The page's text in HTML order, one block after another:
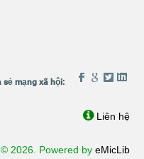
Liên hệ
© 2026. Powered by eMicLib